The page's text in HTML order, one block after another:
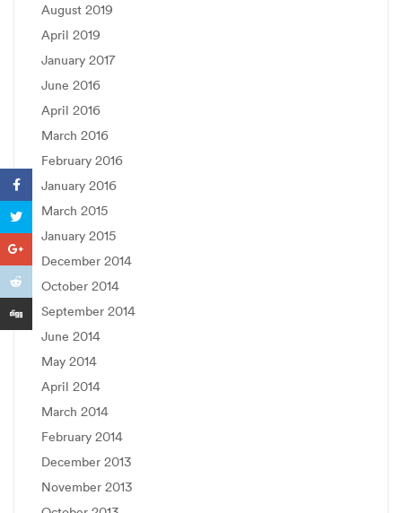
August 2019
April 2019
January 2017
June 2016
April 2016
March 2016
February 2016
January 2016
March 2015
January 2015
December 2014
October 2014
September 2014
June 2014
May 2014
April 2014
March 2014
February 2014
December 2013
November 2013